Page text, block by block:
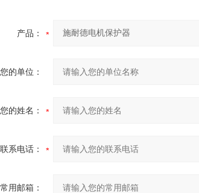
产品：
您的单位：
您的姓名：
联系电话：
常用邮箱：